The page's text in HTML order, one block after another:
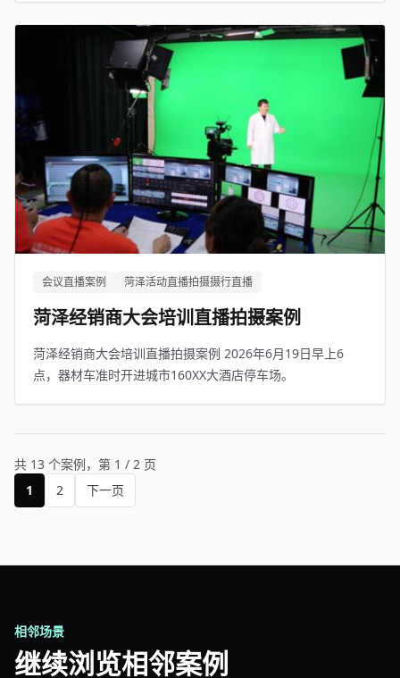
会议直播案例 菏泽活动直播拍摄摄行直播
菏泽经销商大会培训直播拍摄案例
菏泽经销商大会培训直播拍摄案例 2026年6月19日早上6
点，器材车准时开进城市160XX大酒店停车场。
共 13 个案例，第 1 / 2 页
1
2 下一页
相邻场景
继续浏览相邻案例